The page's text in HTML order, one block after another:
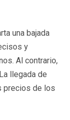
una bajada
y
Al contrario,
llegada de
precios de los